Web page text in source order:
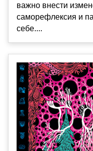
важно внести
саморефлексия и
себе....